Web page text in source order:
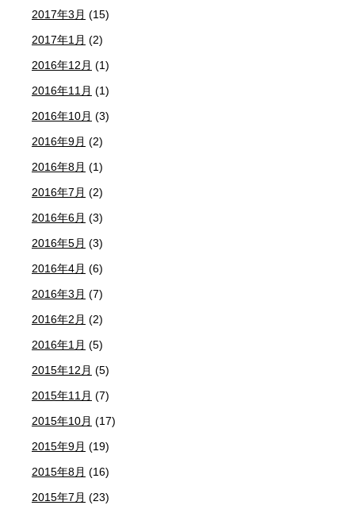
2017年3月 (15)
2017年1月 (2)
2016年12月 (1)
2016年11月 (1)
2016年10月 (3)
2016年9月 (2)
2016年8月 (1)
2016年7月 (2)
2016年6月 (3)
2016年5月 (3)
2016年4月 (6)
2016年3月 (7)
2016年2月 (2)
2016年1月 (5)
2015年12月 (5)
2015年11月 (7)
2015年10月 (17)
2015年9月 (19)
2015年8月 (16)
2015年7月 (23)